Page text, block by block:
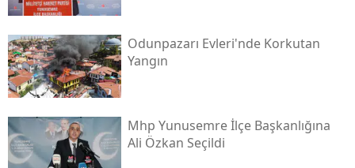
Odunpazarı Evleri'nde Korkutan
Yangın
Mhp Yunusemre İlçe Başkanlığına
Ali Özkan Seçildi